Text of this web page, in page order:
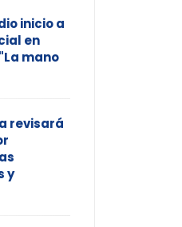
inicio a
en
mano
revisará
y